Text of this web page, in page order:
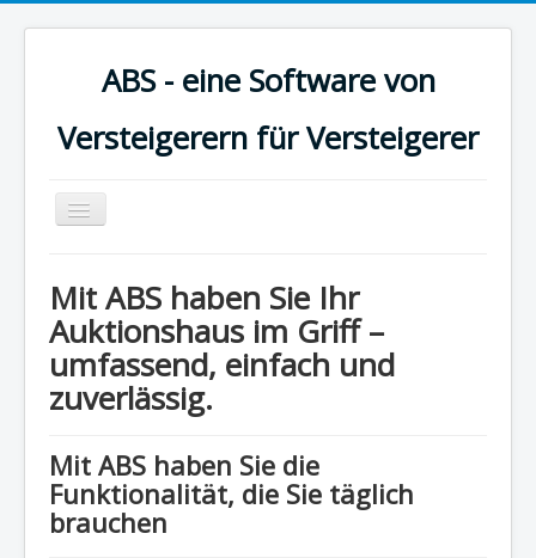
ABS - eine Software von
Versteigerern für Versteigerer
Toggle
Navigation
Benutzerhandbuch
Versionsgeschichte
Impressum
Datenschutzerklärung
Mit ABS haben Sie Ihr
Auktionshaus im Griff –
umfassend, einfach und
zuverlässig.
Mit ABS haben Sie die
Funktionalität, die Sie täglich
brauchen